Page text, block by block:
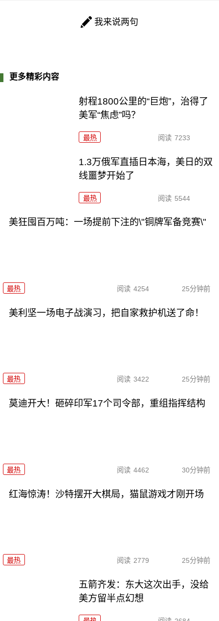
我来说两句
更多精彩内容
射程1800公里的“巨炮”，治得了
美军“焦虑”吗？
最热 阅读 7233
1.3万俄军直插日本海，美日的双
线噩梦开始了
最热 阅读 5544
美狂囤百万吨：一场提前下注的\"铜牌军备竞赛\"
最热 阅读 4254 25分钟前
美利坚一场电子战演习，把自家救护机送了命！
最热 阅读 3422 25分钟前
莫迪开大！砸碎印军17个司令部，重组指挥结构
最热 阅读 4462 30分钟前
红海惊涛！沙特摆开大棋局，猫鼠游戏才刚开场
最热 阅读 2779 25分钟前
五箭齐发：东大这次出手，没给
美方留半点幻想